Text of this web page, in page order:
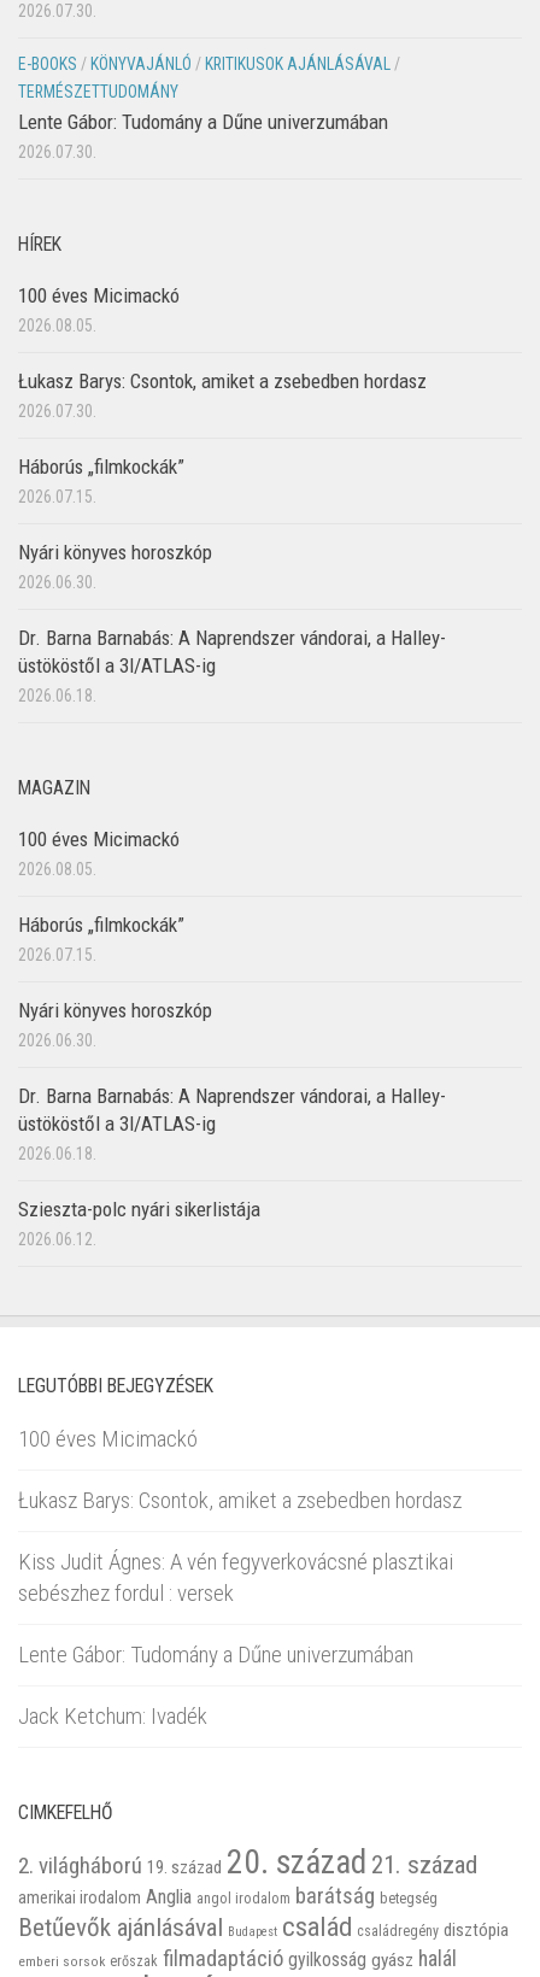
2026.07.30.
E-BOOKS / KÖNYVAJÁNLÓ / KRITIKUSOK AJÁNLÁSÁVAL/
TERMÉSZETTUDOMÁNY
Lente Gábor: Tudomány a Dűne univerzumában
2026.07.30.
HÍREK
100 éves Micimackó
2026.08.05.
Łukasz Barys: Csontok, amiket a zsebedben hordasz
2026.07.30.
Háborús „filmkockák”
2026.07.15.
Nyári könyves horoszkóp
2026.06.30.
Dr. Barna Barnabás: A Naprendszer vándorai, a Halley-
üstököstől a 3I/ATLAS-ig
2026.06.18.
MAGAZIN
100 éves Micimackó
2026.08.05.
Háborús „filmkockák”
2026.07.15.
Nyári könyves horoszkóp
2026.06.30.
Dr. Barna Barnabás: A Naprendszer vándorai, a Halley-
üstököstől a 3I/ATLAS-ig
2026.06.18.
Szieszta-polc nyári sikerlistája
2026.06.12.
LEGUTÓBBI BEJEGYZÉSEK
100 éves Micimackó
Łukasz Barys: Csontok, amiket a zsebedben hordasz
Kiss Judit Ágnes: A vén fegyverkovácsné plasztikai
sebészhez fordul : versek
Lente Gábor: Tudomány a Dűne univerzumában
Jack Ketchum: Ivadék
CIMKEFELHŐ
2. világháború 19. század 20. század 21. század
amerikai irodalom Anglia angol irodalom barátság betegség
Betűevők ajánlásával Budapest család családregény disztópia
emberi sorsok erőszak filmadaptáció gyilkosság gyász halál